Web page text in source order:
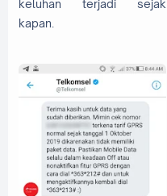
keluhan terjadi sejak
kapan.